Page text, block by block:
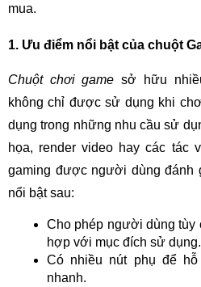
mua.
1. Ưu điểm nổi bật của chuột
Chuột chơi game sở hữu
không chỉ được sử dụng khi
dụng trong những nhu cầu sử
họa, render video hay các tác
gaming được người dùng đánh
nổi bật sau:
Cho phép người dùng tùy
hợp với mục đích sử dụng.
Có nhiều nút phụ để
nhanh.